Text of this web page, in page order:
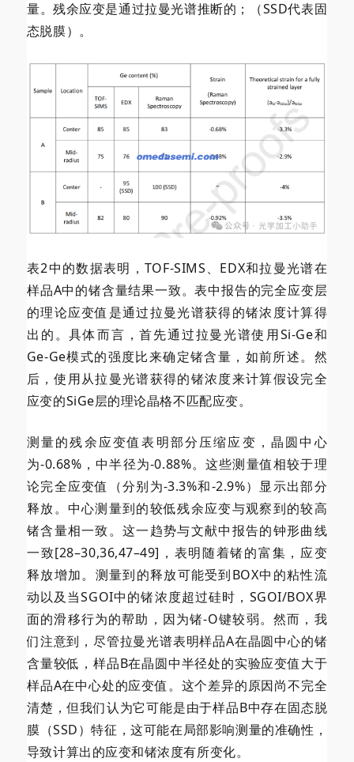
量。残余应变是通过拉曼光谱推断的；（SSD代表固
态脱膜）。
表2中的数据表明，TOF-SIMS、EDX和拉曼光谱在
样品A中的锗含量结果一致。表中报告的完全应变层
的理论应变值是通过拉曼光谱获得的锗浓度计算得
出的。具体而言，首先通过拉曼光谱使用Si-Ge和
Ge-Ge模式的强度比来确定锗含量，如前所述。然
后，使用从拉曼光谱获得的锗浓度来计算假设完全
应变的SiGe层的理论晶格不匹配应变。
测量的残余应变值表明部分压缩应变，晶圆中心
为-0.68%，中半径为-0.88%。这些测量值相较于理
论完全应变值（分别为-3.3%和-2.9%）显示出部分
释放。中心测量到的较低残余应变与观察到的较高
锗含量相一致。这一趋势与文献中报告的钟形曲线
一致[28–30,36,47–49]，表明随着锗的富集，应变
释放增加。测量到的释放可能受到BOX中的粘性流
动以及当SGOI中的锗浓度超过硅时，SGOI/BOX界
面的滑移行为的帮助，因为锗-O键较弱。然而，我
们注意到，尽管拉曼光谱表明样品A在晶圆中心的锗
含量较低，样品B在晶圆中半径处的实验应变值大于
样品A在中心处的应变值。这个差异的原因尚不完全
清楚，但我们认为它可能是由于样品B中存在固态脱
膜（SSD）特征，这可能在局部影响测量的准确性，
导致计算出的应变和锗浓度有所变化。